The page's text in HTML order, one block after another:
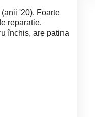
'20). Foarte
reparatie.
închis, are patina